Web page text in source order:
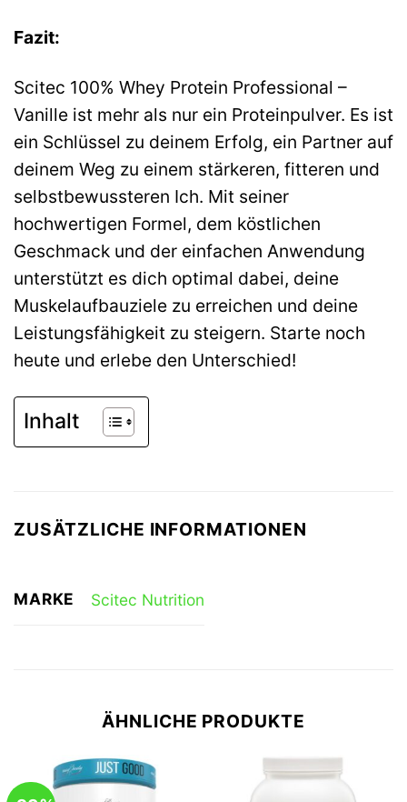
Fazit:
Scitec 100% Whey Protein Professional –
Vanille ist mehr als nur ein Proteinpulver. Es ist
ein Schlüssel zu deinem Erfolg, ein Partner auf
deinem Weg zu einem stärkeren, fitteren und
selbstbewussteren Ich. Mit seiner
hochwertigen Formel, dem köstlichen
Geschmack und der einfachen Anwendung
unterstützt es dich optimal dabei, deine
Muskelaufbauziele zu erreichen und deine
Leistungsfähigkeit zu steigern. Starte noch
heute und erlebe den Unterschied!
Inhalt
ZUSÄTZLICHE INFORMATIONEN
MARKE Scitec Nutrition
ÄHNLICHE PRODUKTE